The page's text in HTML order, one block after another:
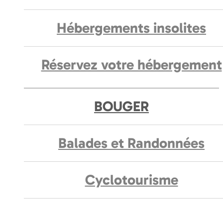
Hébergements insolites
Réservez votre hébergement
BOUGER
Balades et Randonnées
Cyclotourisme